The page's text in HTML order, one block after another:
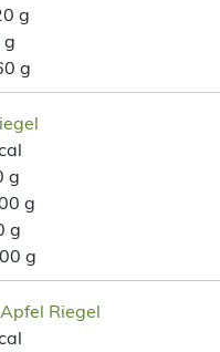
g
g
g
g
g
g
g
Riegel